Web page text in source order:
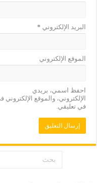
البريد الإلكتروني *
الموقع الإلكتروني
احفظ اسمي، بريدي
الإلكتروني، والموقع
في تعليقي.